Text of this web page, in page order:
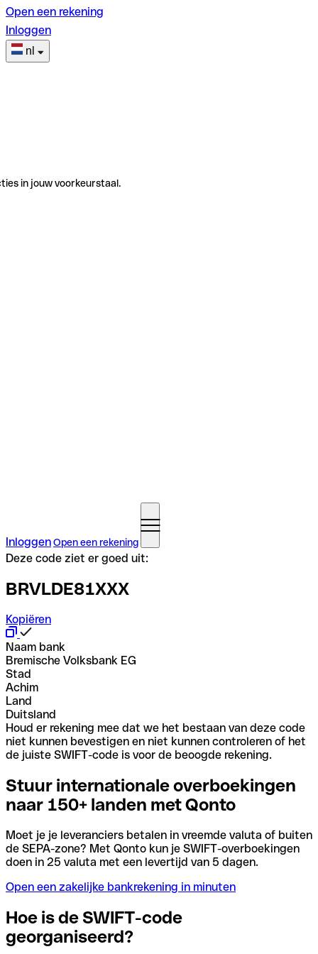
Open een rekening
Inloggen
nl
in jouw voorkeurstaal.
InloggenOpen een rekening
Deze code ziet er goed uit:
BRVLDE81XXX
Kopiëren
Naam bank
Bremische Volksbank EG
Stad
Achim
Land
Duitsland
Houd er rekening mee dat we het bestaan van deze code
niet kunnen bevestigen en niet kunnen controleren of het
de juiste SWIFT-code is voor de beoogde rekening.
Stuur internationale overboekingen
naar 150+ landen met Qonto
Moet je je leveranciers betalen in vreemde valuta of buiten
de SEPA-zone? Met Qonto kun je SWIFT-overboekingen
doen in 25 valuta met een levertijd van 5 dagen.
Open een zakelijke bankrekening in minuten
Hoe is de SWIFT-code
georganiseerd?